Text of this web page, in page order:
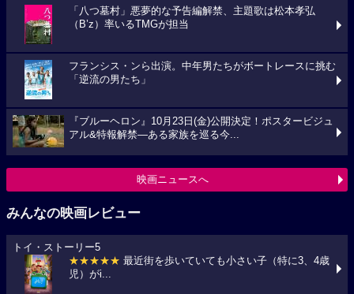
「八つ墓村」悪夢的な予告編解禁、主題歌は松本孝弘
（B’z）率いるTMGが担当
フランシス・ンら出演。中年男たちがボートレースに挑む
「逆流の男たち」
『ブルーヘロン』10月23日(金)公開決定！ポスタービジュ
アル&特報解禁―ある家族を巡る今...
映画ニュースへ
みんなの映画レビュー
トイ・ストーリー5
★★★★★ 最近街を歩いていても小さい子（特に3、4歳
児）がi...